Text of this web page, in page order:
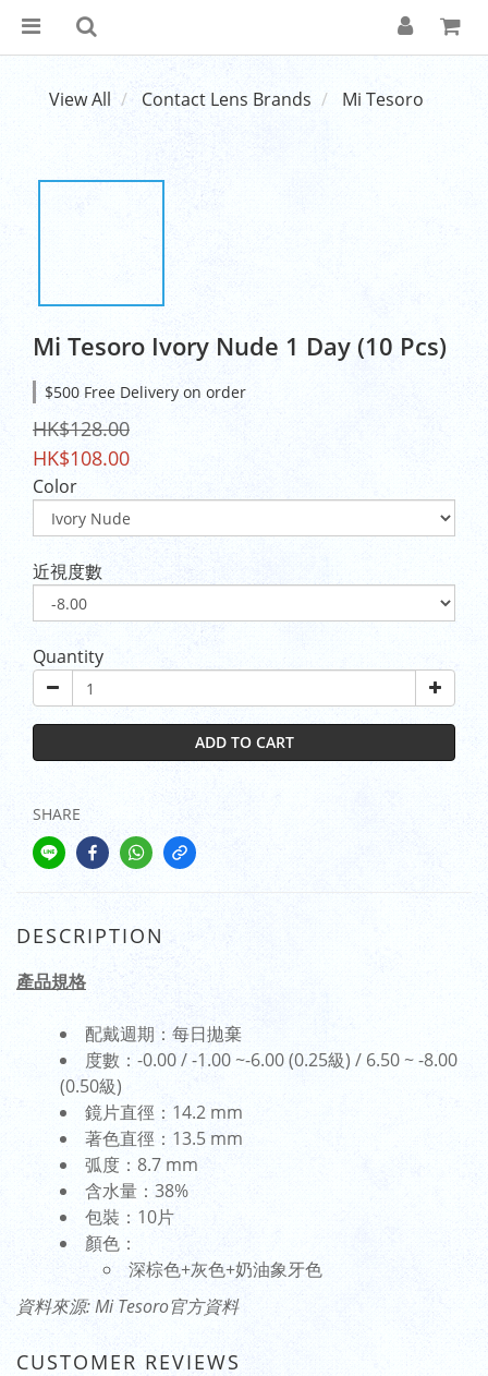
View All Contact Lens Brands Mi Tesoro
Mi Tesoro Ivory Nude 1 Day (10 Pcs)
$500 Free Delivery on order
HK$128.00
HK$108.00
Color
近視度數
Quantity
ADD TO CART
SHARE
DESCRIPTION
產品規格
配戴週期：每日拋棄
度數：-0.00 / -1.00 ~-6.00 (0.25級) / 6.50 ~ -8.00
(0.50級)
鏡片直徑：14.2 mm
著色直徑：13.5 mm
弧度：8.7 mm
含水量：38%
包裝：10片
顏色：
深棕色+灰色+奶油象牙色
資料來源: Mi Tesoro官方資料
CUSTOMER REVIEWS